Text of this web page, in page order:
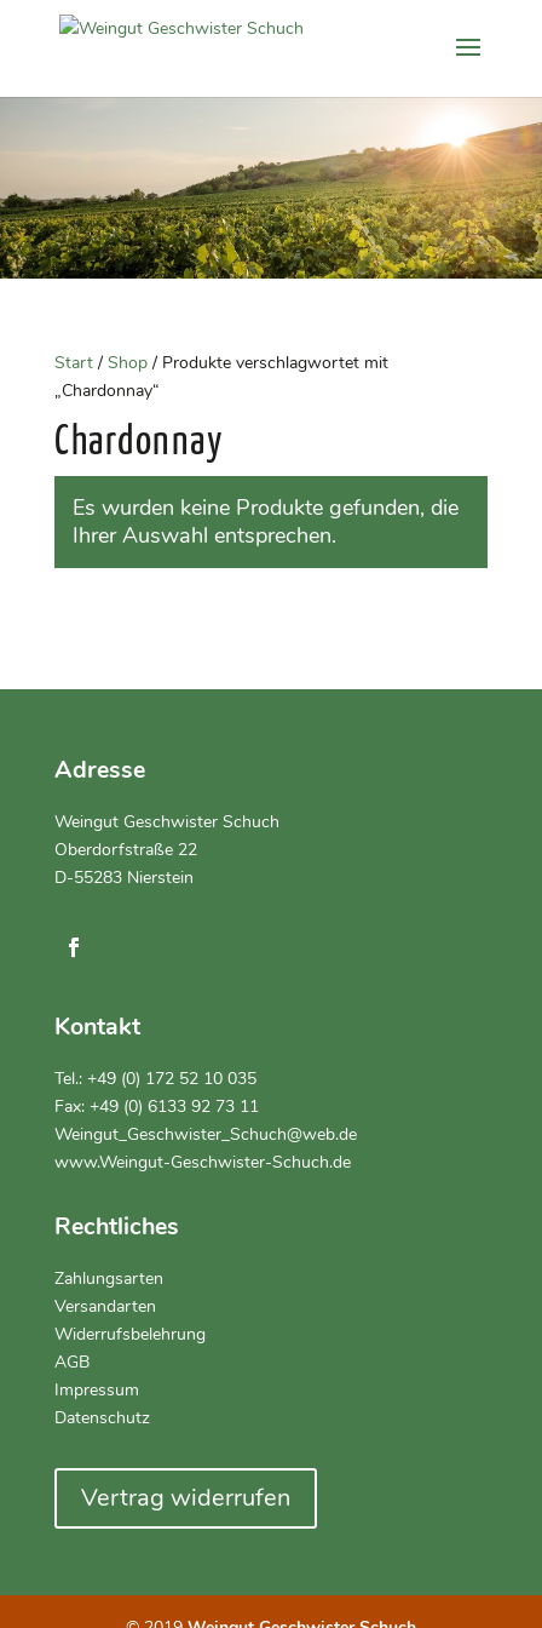
Start/ Shop/ Produkte verschlagwortet mit
„Chardonnay“
Chardonnay
Es wurden keine Produkte gefunden, die
Ihrer Auswahl entsprechen.
Adresse
Weingut Geschwister Schuch
Oberdorfstraße 22
D-55283 Nierstein
Kontakt
Tel.: +49 (0) 172 52 10 035
Fax: +49 (0) 6133 92 73 11
Weingut_Geschwister_Schuch@web.de
www.Weingut-Geschwister-Schuch.de
Rechtliches
Zahlungsarten
Versandarten
Widerrufsbelehrung
AGB
Impressum
Datenschutz
Vertrag widerrufen